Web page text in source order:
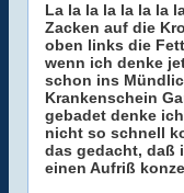
La la la la la la la
Zacken auf die
oben links die
wenn ich denke
schon ins
Krankenschein
gebadet denke
nicht so schnell
das gedacht, daß
einen Aufriß